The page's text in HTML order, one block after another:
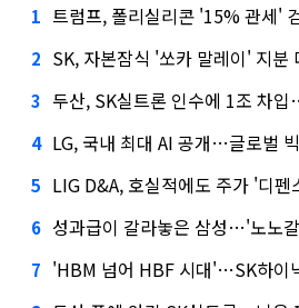
1 트럼프, 폴리실리콘 '15% 관세' 검토…
2 SK, 자본잠식 '쏘카 말레이' 지분
3 두산, SK실트론 인수에 1조 차
4 LG, 국내 최대 AI 공개…글로벌
5 LIG D&A, 호실적에도 주가 '디펜
6 성과급이 갈라놓은 삼성…'노노
7 'HBM 넘어 HBF 시대'…SK하이닉스, AI